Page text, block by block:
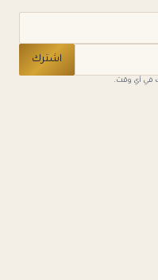
اشترك
في أي وقت.